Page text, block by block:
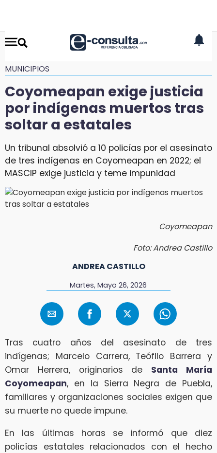
MUNICIPIOS
Coyomeapan exige justicia
por indígenas muertos tras
soltar a estatales
Un tribunal absolvió a 10 policías por el asesinato
de tres indígenas en Coyomeapan en 2022; el
MASCIP exige justicia y teme impunidad
Coyomeapan
Foto: Andrea Castillo
ANDREA CASTILLO
Martes, Mayo 26, 2026
Tras cuatro años del asesinato de tres
indígenas; Marcelo Carrera, Teófilo Barrera y
Omar Herrera, originarios de Santa María
Coyomeapan, en la Sierra Negra de Puebla,
familiares y organizaciones sociales exigen que
su muerte no quede impune.
En las últimas horas se informó que diez
policías estatales relacionados con el hecho